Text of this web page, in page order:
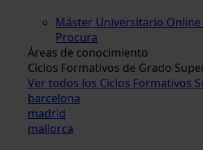
Máster Universitario Online
Procura
Áreas de conocimiento
Ciclos Formativos de Grado
Ver todos los Ciclos Formativos
barcelona
madrid
mallorca